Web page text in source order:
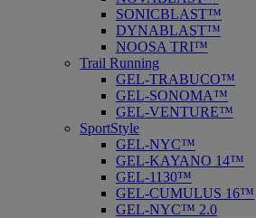
SONICBLAST™
DYNABLAST™
NOOSA TRI™
Trail Running
GEL-TRABUCO™
GEL-SONOMA™
GEL-VENTURE™
SportStyle
GEL-NYC™
GEL-KAYANO 14™
GEL-1130™
GEL-CUMULUS 16™
GEL-NYC™ 2.0